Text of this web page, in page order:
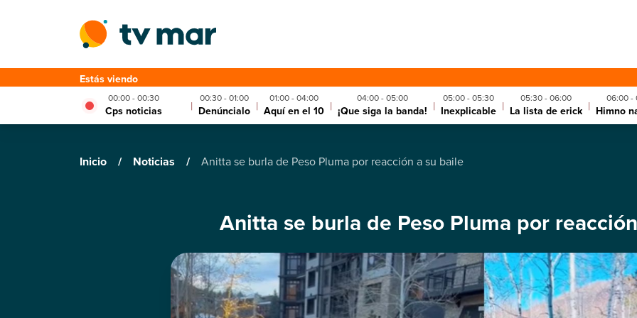
Estás viendo
00:00 - 00:30
Cps noticias | 00:30 - 01:00
Denúncialo | 01:00 - 04:00
Aquí en el 10 | 04:00 - 05:00
¡Que siga la banda! | 05:00 - 05:30
Inexplicable | 05:30 - 06:00
La lista de erick | 06:00 -
Himno
Inicio / Noticias / Anitta se burla de Peso Pluma por reacción a su baile
Anitta se burla de Peso Pluma por